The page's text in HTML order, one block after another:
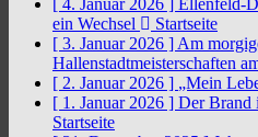
[ 4. Januar 2026 ] Ellenfeld-
ein Wechsel
Startseite
[ 3. Januar 2026 ] Am
Hallenstadtmeisterschaften
[ 2. Januar 2026 ] „Mein
[ 1. Januar 2026 ] Der Brand
Startseite